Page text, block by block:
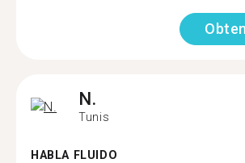
N.
Tunis
HABLA FLUIDO